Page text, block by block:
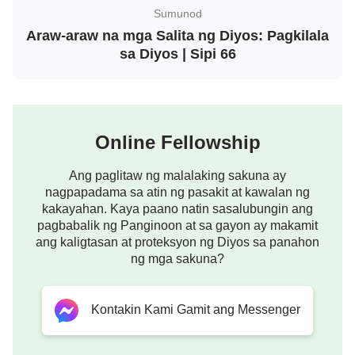
panandaliang aliw at kasiyahan ng laman—ang
kailangan mo ay ang sabihin ng Diyos sa iyo nang
tuwiran at malinaw kung ano ang dapat mong gawin
kakatiting lang na pagkaunawa ang nakamit mo,
hindi ba mas masisiyahan ka sa iyong puso kaysa
sa nakakain ka ng isang kumpletong pagkain?
Kapag nasisiyahan ang puso mo, hindi ba
nagkakamit ng tunay na kapahingahan ang iyong
puso at ang iyong buong pagkatao? Sa
nauunawaan na ba ninyo ngayon kung bakit nais
Kong ibahagi sa inyo ang pangungusap na ito, “ang
Sumunod
Araw-araw na mga Salita ng Diyos: Pagkilala
sa Diyos | Sipi 66
Online Fellowship
Ang paglitaw ng malalaking sakuna ay
nagpapadama sa atin ng pasakit at kawalan ng
kakayahan. Kaya paano natin sasalubungin ang
pagbabalik ng Panginoon at sa gayon ay makamit
ang kaligtasan at proteksyon ng Diyos sa panahon
ng mga sakuna?
Kontakin Kami Gamit ang Messenger